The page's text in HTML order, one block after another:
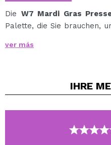
Die W7 Mardi Gras
Palette, die Sie brauchen,
Es ist an der Zeit, die
Kreieren Sie die
Lidschatten.
Es umfasst 31
Schimmer-Finish und 3
ver más
IHRE